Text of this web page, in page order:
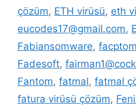
çözüm, ETH virüsü, eth
eucodes17@gmail.com,
Fabiansomware,
Fadesoft,
Fantom, fatmal, fatmal
fatura virüsü çözüm,